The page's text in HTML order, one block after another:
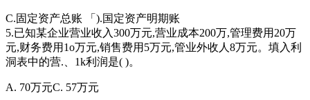
C.固定资产总账 「).国定资产明期账
5.已知某企业营业收入300万元,营业成本200万,管理费用20万
元,财务费用1o万元,销售费用5万元,管业外收人8万元。填入利
洞表中的营.、1k利润是( )。
A. 70万元C. 57万元